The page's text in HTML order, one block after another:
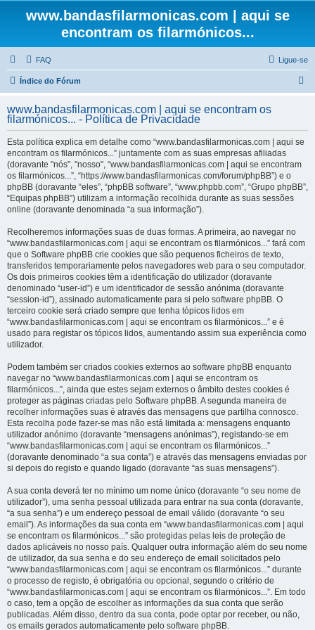
www.bandasfilarmonicas.com | aqui se
encontram os filarmónicos...
FAQ Ligue-se
Índice do Fórum
q
www.bandasfilarmonicas.com | aqui se encontram os
filarmónicos... - Política de Privacidade
Esta política explica em detalhe como “www.bandasfilarmonicas.com | aqui se
encontram os filarmónicos...” juntamente com as suas empresas afiliadas
(doravante "nós", "nosso", “www.bandasfilarmonicas.com | aqui se encontram
os filarmónicos...”, “https://www.bandasfilarmonicas.com/forum/phpBB”) e o
phpBB (doravante “eles”, “phpBB software”, “www.phpbb.com”, “Grupo phpBB”,
“Equipas phpBB”) utilizam a informação recolhida durante as suas sessões
online (doravante denominada “a sua informação”).
Recolheremos informações suas de duas formas. A primeira, ao navegar no
“www.bandasfilarmonicas.com | aqui se encontram os filarmónicos...” fará com
que o Software phpBB crie cookies que são pequenos ficheiros de texto,
transferidos temporariamente pelos navegadores web para o seu computador.
Os dois primeiros cookies têm a identificação do utilizador (doravante
denominado “user-id”) e um identificador de sessão anónima (doravante
“session-id”), assinado automaticamente para si pelo software phpBB. O
terceiro cookie será criado sempre que tenha tópicos lidos em
“www.bandasfilarmonicas.com | aqui se encontram os filarmónicos...” e é
usado para registar os tópicos lidos, aumentando assim sua experiência como
utilizador.
Podem também ser criados cookies externos ao software phpBB enquanto
navegar no “www.bandasfilarmonicas.com | aqui se encontram os
filarmónicos...”, ainda que estes sejam externos o âmbito destes cookies é
proteger as páginas criadas pelo Software phpBB. A segunda maneira de
recolher informações suas é através das mensagens que partilha connosco.
Esta recolha pode fazer-se mas não está limitada a: mensagens enquanto
utilizador anónimo (doravante “mensagens anónimas”), registando-se em
“www.bandasfilarmonicas.com | aqui se encontram os filarmónicos...”
(doravante denominado “a sua conta”) e através das mensagens enviadas por
si depois do registo e quando ligado (doravante “as suas mensagens”).
A sua conta deverá ter no mínimo um nome único (doravante “o seu nome de
utilizador”), uma senha pessoal utilizada para entrar na sua conta (doravante,
“a sua senha”) e um endereço pessoal de email válido (doravante “o seu
email”). As informações da sua conta em “www.bandasfilarmonicas.com | aqui
se encontram os filarmónicos...” são protegidas pelas leis de proteção de
dados aplicáveis no nosso país. Qualquer outra informação além do seu nome
de utilizador, da sua senha e do seu endereço de email solicitados pelo
“www.bandasfilarmonicas.com | aqui se encontram os filarmónicos...” durante
o processo de registo, é obrigatória ou opcional, segundo o critério de
“www.bandasfilarmonicas.com | aqui se encontram os filarmónicos...”. Em todo
o caso, tem a opção de escolher as informações da sua conta que serão
publicadas. Além disso, dentro da sua conta, pode optar por receber, ou não,
os emails gerados automaticamente pelo software phpBB.